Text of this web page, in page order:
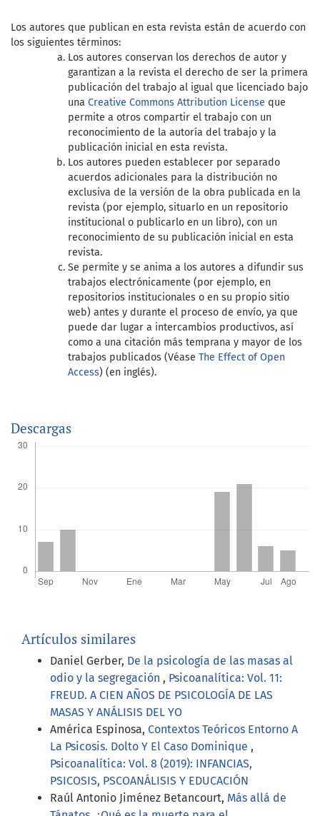
Los autores que publican en esta revista están de acuerdo con
los siguientes términos:
Los autores conservan los derechos de autor y
garantizan a la revista el derecho de ser la primera
publicación del trabajo al igual que licenciado bajo
una Creative Commons Attribution License que
permite a otros compartir el trabajo con un
reconocimiento de la autoría del trabajo y la
publicación inicial en esta revista.
Los autores pueden establecer por separado
acuerdos adicionales para la distribución no
exclusiva de la versión de la obra publicada en la
revista (por ejemplo, situarlo en un repositorio
institucional o publicarlo en un libro), con un
reconocimiento de su publicación inicial en esta
revista.
Se permite y se anima a los autores a difundir sus
trabajos electrónicamente (por ejemplo, en
repositorios institucionales o en su propio sitio
web) antes y durante el proceso de envío, ya que
puede dar lugar a intercambios productivos, así
como a una citación más temprana y mayor de los
trabajos publicados (Véase The Effect of Open
Access) (en inglés).
Descargas
Artículos similares
Daniel Gerber, De la psicología de las masas al
odio y la segregación , Psicoanalítica: Vol. 11:
FREUD. A CIEN AÑOS DE PSICOLOGÍA DE LAS
MASAS Y ANÁLISIS DEL YO
América Espinosa, Contextos Teóricos Entorno A
La Psicosis. Dolto Y El Caso Dominique ,
Psicoanalítica: Vol. 8 (2019): INFANCIAS,
PSICOSIS, PSCOANÁLISIS Y EDUCACIÓN
Raúl Antonio Jiménez Betancourt, Más allá de